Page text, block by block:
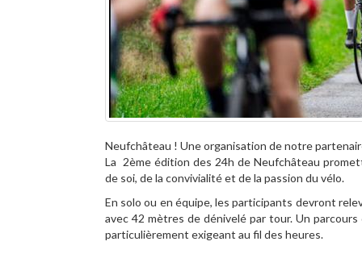
Neufchâteau ! Une organisation de notre
La 2ème édition des 24h de Neufchâteau
de soi, de la convivialité et de la passion du vélo.
En solo ou en équipe, les participants devront
avec 42 mètres de dénivelé par tour. Un
particulièrement exigeant au fil des heures.